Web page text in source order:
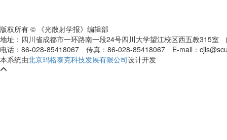
版权所有 © 《光散射学报》编辑部
地址：四川省成都市一环路南一段24号四川大学望江校区西五教315室
电话：86-028-85418067 传真：86-028-85418067 E-mail：
本系统由北京玛格泰克科技发展有限公司设计开发